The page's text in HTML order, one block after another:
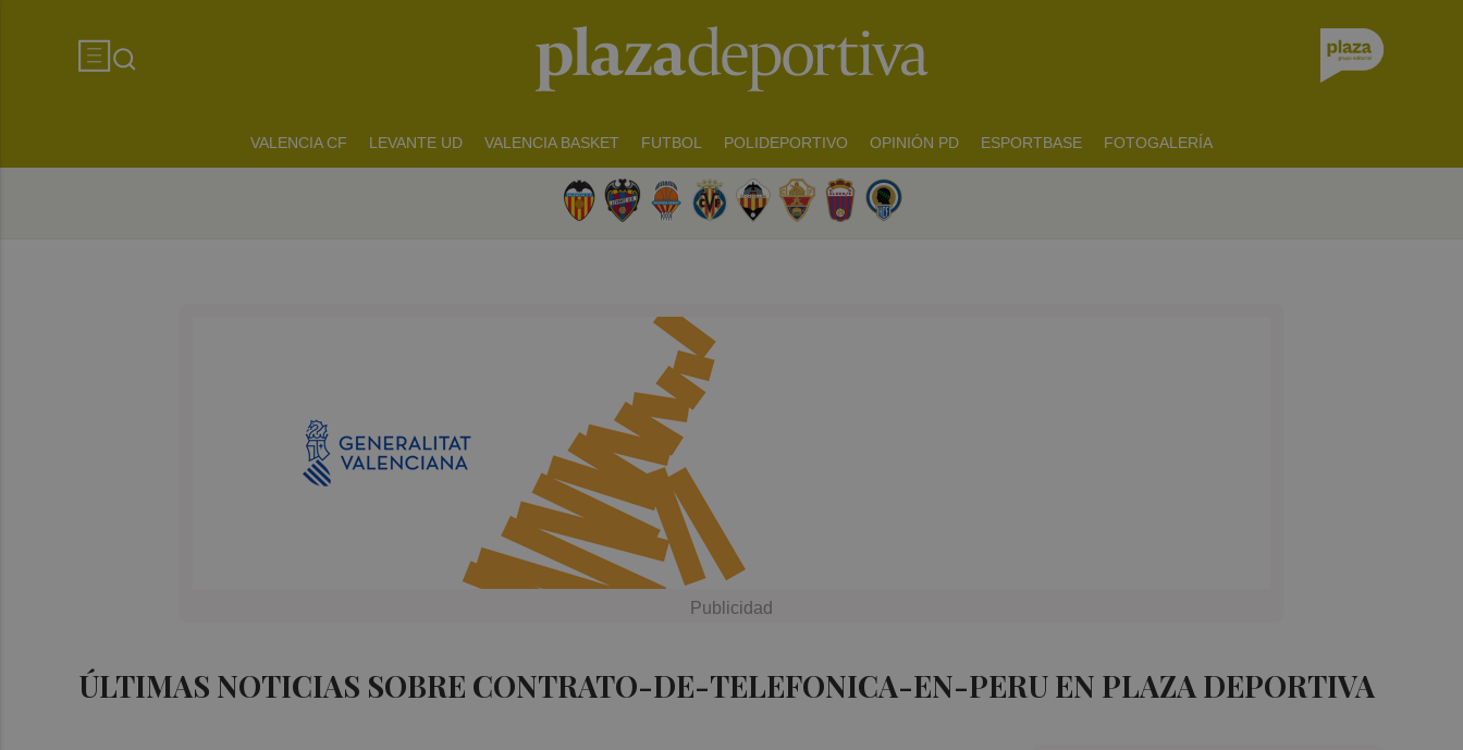
VALENCIA CF LEVANTE UD VALENCIA BASKET FUTBOL POLIDEPORTIVO OPINIÓN PD ESPORTBASE FOTOGALERÍA
ÚLTIMAS NOTICIAS SOBRE CONTRATO-DE-TELEFONICA-EN-PERU EN PLAZA DEPORTIVA